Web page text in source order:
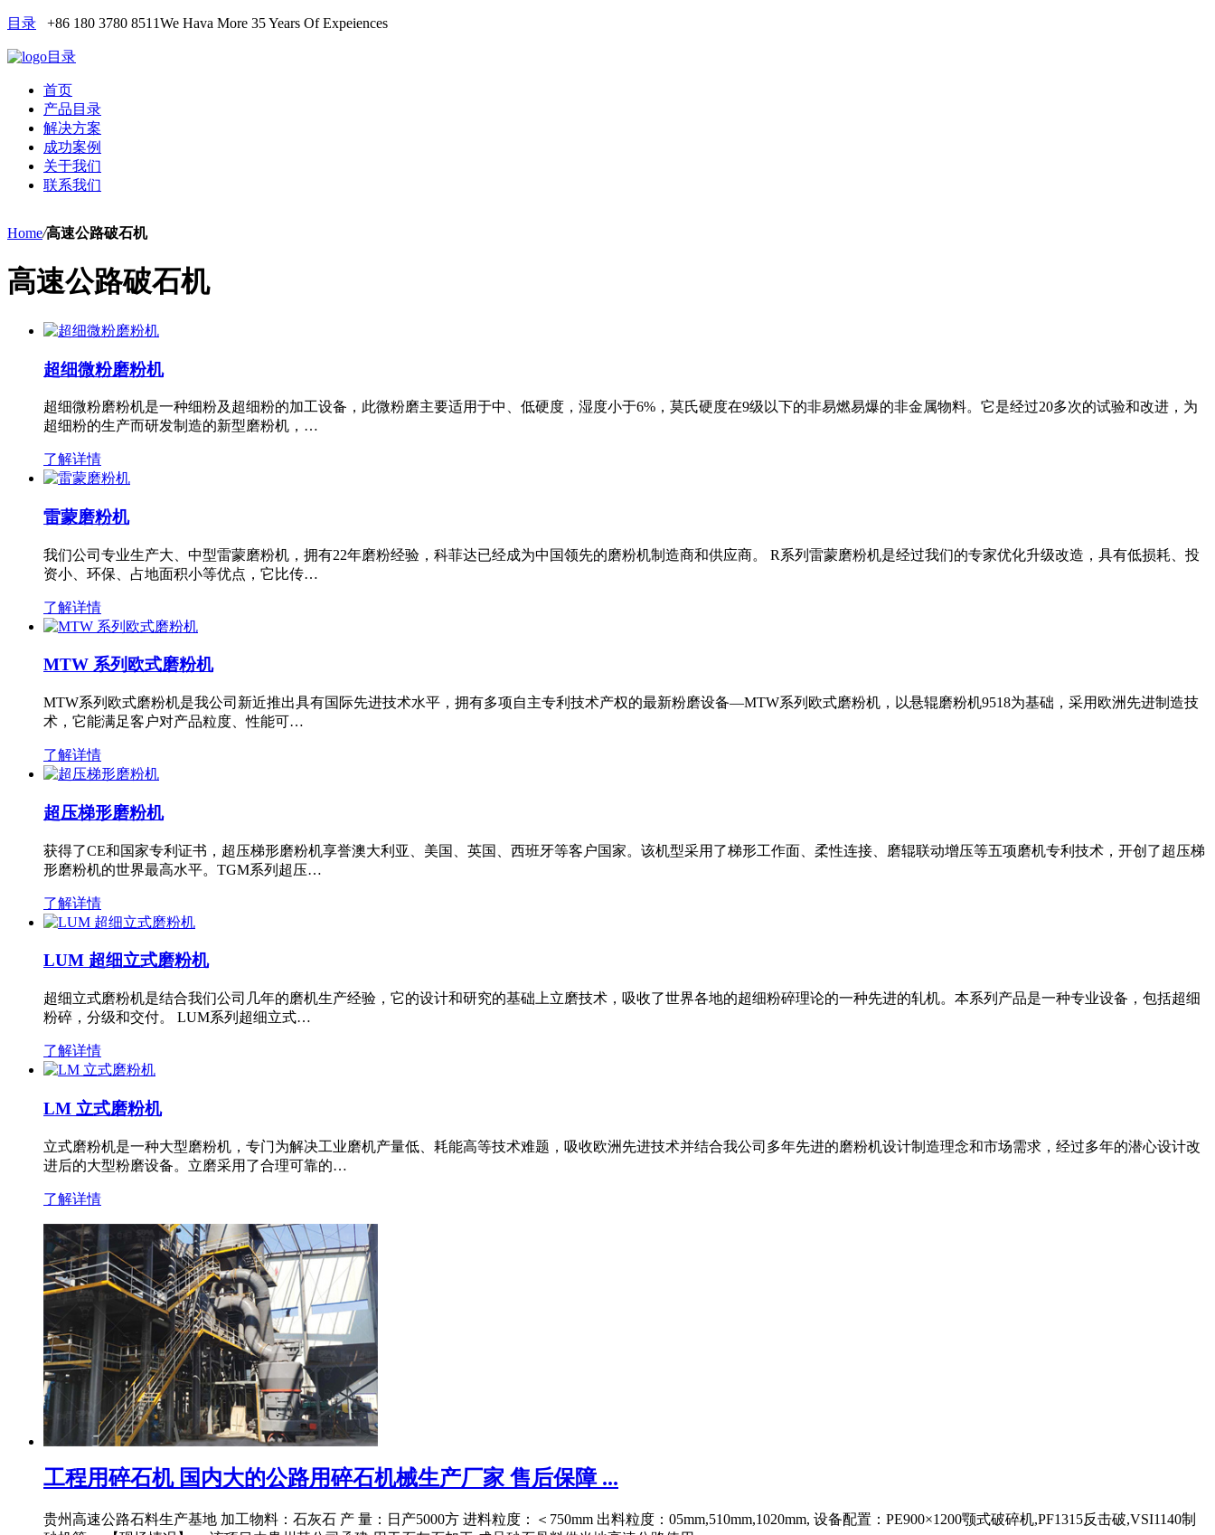
目录 +86 180 3780 8511We Hava More 35 Years Of Expeiences
目录
首页
产品目录
解决方案
成功案例
关于我们
联系我们
Home/高速公路破石机
高速公路破石机
超细微粉磨粉机
超细微粉磨粉机是一种细粉及超细粉的加工设备，此微粉磨主要适用于中、低硬度，湿度小于6%，莫氏硬度在9级以下的非易燃易爆的非金属物料。它是经过20多次的试验和改进，为
超细粉的生产而研发制造的新型磨粉机，…
了解详情
雷蒙磨粉机
我们公司专业生产大、中型雷蒙磨粉机，拥有22年磨粉经验，科菲达已经成为中国领先的磨粉机制造商和供应商。 R系列雷蒙磨粉机是经过我们的专家优化升级改造，具有低损耗、投
资小、环保、占地面积小等优点，它比传…
了解详情
MTW 系列欧式磨粉机
MTW系列欧式磨粉机是我公司新近推出具有国际先进技术水平，拥有多项自主专利技术产权的最新粉磨设备—MTW系列欧式磨粉机，以悬辊磨粉机9518为基础，采用欧洲先进制造技
术，它能满足客户对产品粒度、性能可…
了解详情
超压梯形磨粉机
获得了CE和国家专利证书，超压梯形磨粉机享誉澳大利亚、美国、英国、西班牙等客户国家。该机型采用了梯形工作面、柔性连接、磨辊联动增压等五项磨机专利技术，开创了超压梯
形磨粉机的世界最高水平。TGM系列超压…
了解详情
LUM 超细立式磨粉机
超细立式磨粉机是结合我们公司几年的磨机生产经验，它的设计和研究的基础上立磨技术，吸收了世界各地的超细粉碎理论的一种先进的轧机。本系列产品是一种专业设备，包括超细
粉碎，分级和交付。 LUM系列超细立式…
了解详情
LM 立式磨粉机
立式磨粉机是一种大型磨粉机，专门为解决工业磨机产量低、耗能高等技术难题，吸收欧洲先进技术并结合我公司多年先进的磨粉机设计制造理念和市场需求，经过多年的潜心设计改
进后的大型粉磨设备。立磨采用了合理可靠的…
了解详情
工程用碎石机 国内大的公路用碎石机械生产厂家 售后保障 ...
贵州高速公路石料生产基地 加工物料：石灰石 产 量：日产5000方 进料粒度：＜750mm 出料粒度：05mm,510mm,1020mm, 设备配置：PE900×1200颚式破碎机,PF1315反击破,VSI1140制